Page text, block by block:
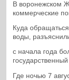
В воронежском
коммерческие
Куда
воды,
с начала года
Где ночью 7